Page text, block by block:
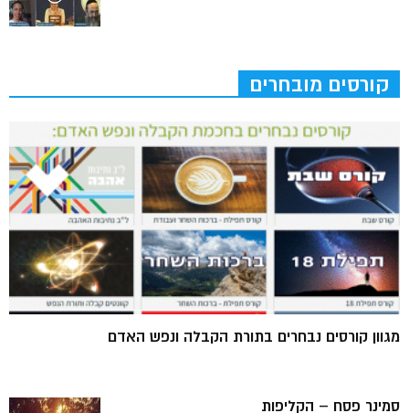
קורסים מובחרים
מגוון קורסים נבחרים בתורת הקבלה ונפש האדם
סמינר פסח – הקליפות